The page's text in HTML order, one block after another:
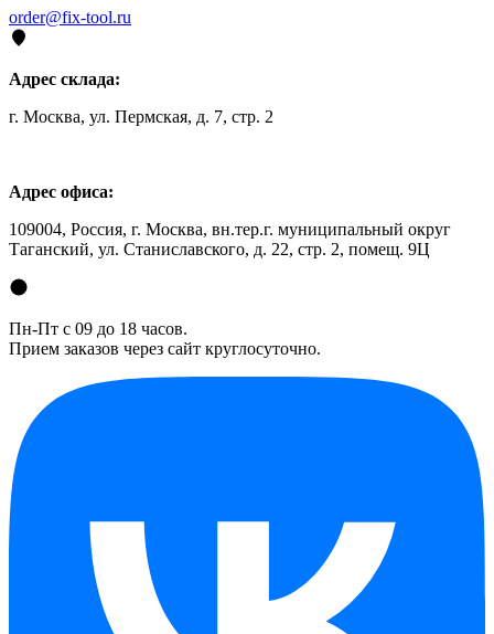
order@fix-tool.ru
Адрес склада:
г. Москва, ул. Пермская, д. 7, стр. 2
Адрес офиса:
109004, Россия, г. Москва, вн.тер.г. муниципальный округ
Таганский, ул. Станиславского, д. 22, стр. 2, помещ. 9Ц
Пн-Пт с 09 до 18 часов.
Прием заказов через сайт круглосуточно.